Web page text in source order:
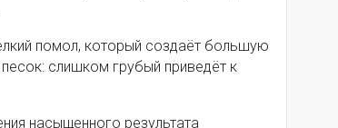
помол, который создаёт большую
слишком грубый приведёт к
насыщенного результата